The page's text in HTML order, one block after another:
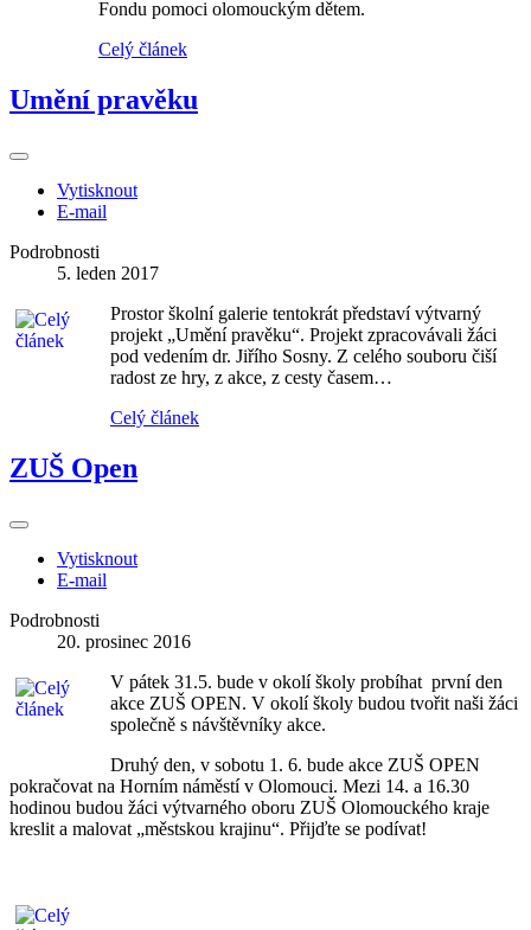
Fondu pomoci olomouckým dětem.
Celý článek
Umění pravěku
Vytisknout
E-mail
Podrobnosti
5. leden 2017
Prostor školní galerie tentokrát představí výtvarný
projekt „Umění pravěku“. Projekt zpracovávali žáci
pod vedením dr. Jiřího Sosny. Z celého souboru čiší
radost ze hry, z akce, z cesty časem…
Celý článek
ZUŠ Open
Vytisknout
E-mail
Podrobnosti
20. prosinec 2016
V pátek 31.5. bude v okolí školy probíhat první den
akce ZUŠ OPEN. V okolí školy budou tvořit naši žáci
společně s návštěvníky akce.
Druhý den, v sobotu 1. 6. bude akce ZUŠ OPEN
pokračovat na Horním náměstí v Olomouci. Mezi 14. a 16.30
hodinou budou žáci výtvarného oboru ZUŠ Olomouckého kraje
kreslit a malovat „městskou krajinu“. Přijďte se podívat!